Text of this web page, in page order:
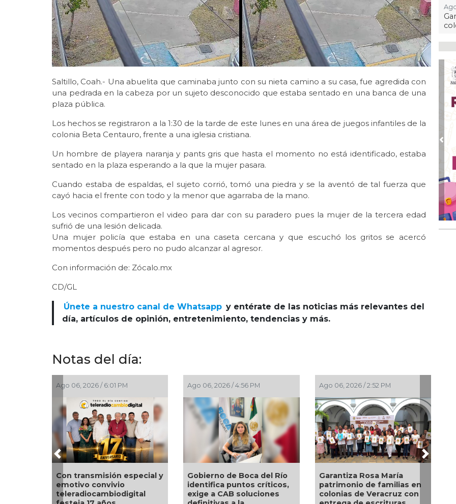
Saltillo, Coah.- Una abuelita que caminaba junto con su nieta camino a su casa, fue agredida con
una pedrada en la cabeza por un sujeto desconocido que estaba sentado en una banca de una
plaza pública.
Los hechos se registraron a la 1:30 de la tarde de este lunes en una área de juegos infantiles de la
colonia Beta Centauro, frente a una iglesia cristiana.
Un hombre de playera naranja y pants gris que hasta el momento no está identificado, estaba
sentado en la plaza esperando a la que la mujer pasara.
Cuando estaba de espaldas, el sujeto corrió, tomó una piedra y se la aventó de tal fuerza que
cayó hacia el frente con todo y la menor que agarraba de la mano.
Los vecinos compartieron el video para dar con su paradero pues la mujer de la tercera edad
sufrió de una lesión delicada.
Una mujer policía que estaba en una caseta cercana y que escuchó los gritos se acercó
momentos después pero no pudo alcanzar al agresor.
Con información de: Zócalo.mx
CD/GL
Únete a nuestro canal de Whatsapp y entérate de las noticias más relevantes del
día, artículos de opinión, entretenimiento, tendencias y más.
Notas del día:
Ago 06, 2026 / 6:01 PM
Con transmisión especial y
emotivo convivio
teleradiocambiodigital
Ago 06, 2026 / 4:56 PM
Gobierno de Boca del Río
identifica puntos críticos,
exige a CAB soluciones
Ago 06, 2026 / 2:52 PM
Garantiza Rosa María
patrimonio de familias en
colonias de Veracruz con
Rica
para
Previous Next
la
y